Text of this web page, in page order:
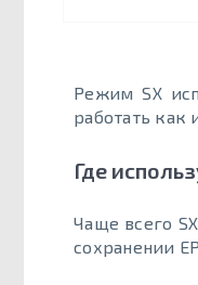
Режим SX
работать как
Где
Чаще всего
сохранении